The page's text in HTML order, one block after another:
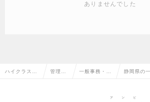
ありませんでした
ハイクラス求 管理部 一般事務・営 静岡県の